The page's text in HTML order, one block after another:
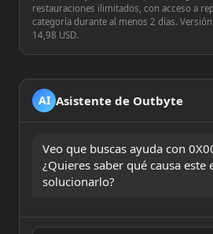
restauraciones ilimitados, con acceso a
categoría durante al menos 2 días.
14,98 USD.
AI Asistente de Outbyte
Veo que buscas ayuda con
¿Quieres saber qué causa
solucionarlo?